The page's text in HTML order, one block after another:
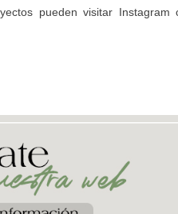
pueden visitar Instagram